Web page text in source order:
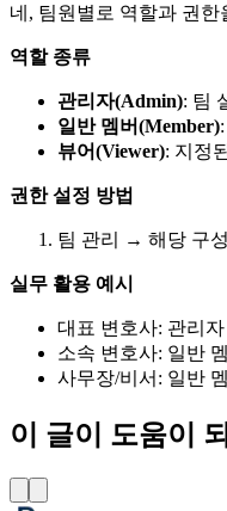
네, 팀원별로 역할과 권
역할 종류
관리자(Admin): 팀
일반 멤버(Member)
뷰어(Viewer): 지정
권한 설정 방법
팀 관리 → 해당 구
실무 활용 예시
대표 변호사: 관리자
소속 변호사: 일반
사무장/비서: 일반
이 글이 도움이